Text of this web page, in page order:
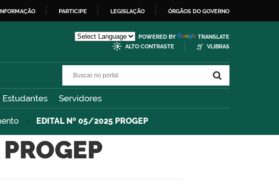
PARTICIPE LEGISLAÇÃO ÓRGÃOS DO GOVERNO
POWERED BY
TRANSLATE
ALTO CONTRASTE
VLIBRAS
Estudantes Servidores
EDITAL Nº 05/2025 PROGEP